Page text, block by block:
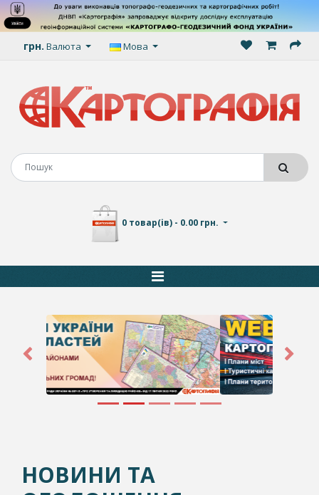
грн. Валюта Мова
0 товар(ів) - 0.00 грн.
Попередній
НОВИНИ ТА